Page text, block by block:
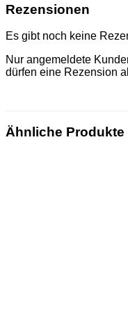
Rezensionen
Es gibt noch keine
Nur angemeldete
dürfen eine Rezension
Ähnliche Produkte